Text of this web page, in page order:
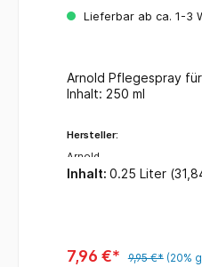
Lieferbar ab ca. 1-3
Arnold Pflegespray
Inhalt: 250 ml
Hersteller:
Arnold
Inhalt: 0.25 Liter
7,96 €* 9,95 €* (20%